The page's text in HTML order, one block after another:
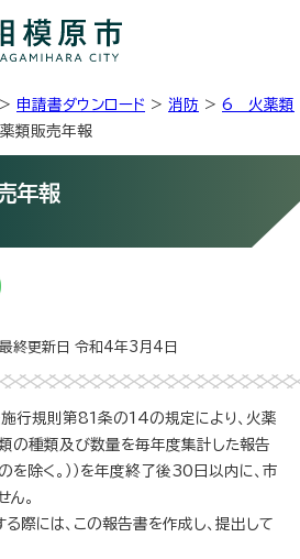
> 申請書ダウンロード > 消防 > 6 火薬類
販売年報
年報
終更新日 令和4年3月4日
行規則第81条の14の規定により、火薬
の種類及び数量を毎年度集計した報告
を除く。））を年度終了後30日以内に、市
ん。
際には、この報告書を作成し、提出して